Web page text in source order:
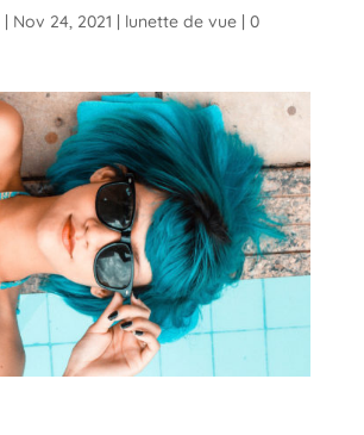
| Nov 24, 2021 | lunette de vue| 0